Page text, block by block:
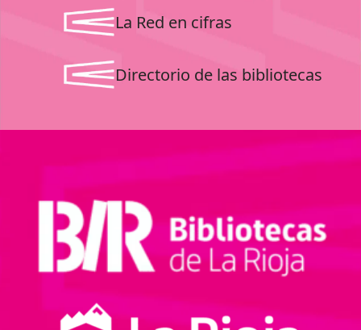
La Red en cifras
Directorio de las bibliotecas